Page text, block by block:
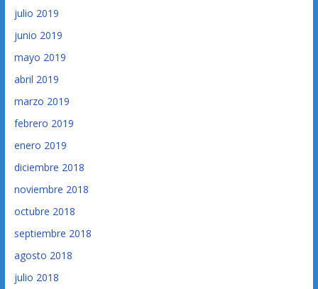
julio 2019
junio 2019
mayo 2019
abril 2019
marzo 2019
febrero 2019
enero 2019
diciembre 2018
noviembre 2018
octubre 2018
septiembre 2018
agosto 2018
julio 2018